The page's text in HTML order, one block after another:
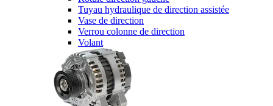
Tuyau hydraulique de direction assistée
Vase de direction
Verrou colonne de direction
Volant